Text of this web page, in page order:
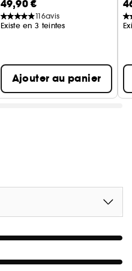
Blush stick éclat et couleur
49,90 €
116avis
Existe en 3 teintes
Ajouter au panier